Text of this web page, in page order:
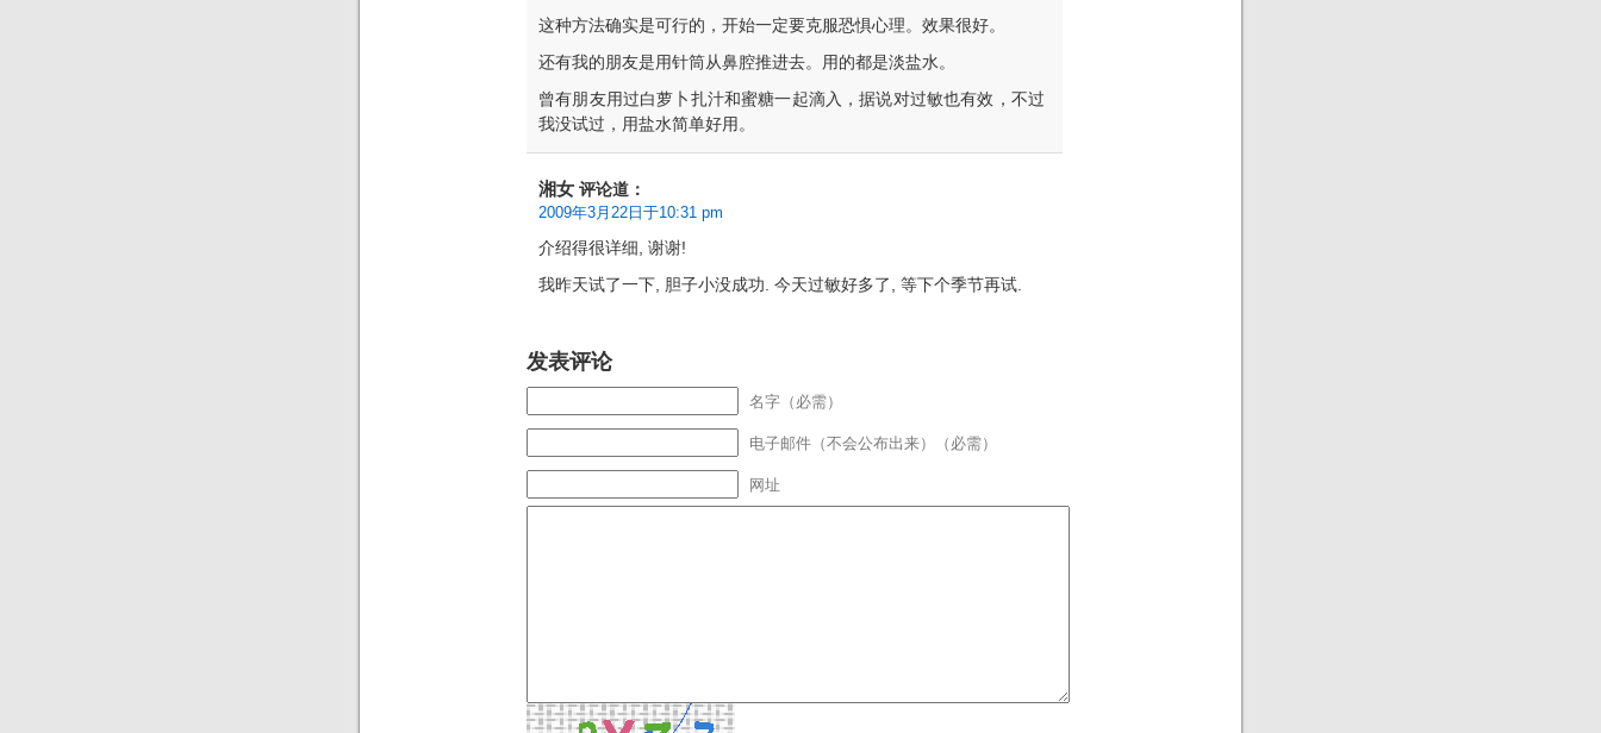
这种方法确实是可行的，开始一定要克服恐惧心理。效果很好。
还有我的朋友是用针筒从鼻腔推进去。用的都是淡盐水。
曾有朋友用过白萝卜扎汁和蜜糖一起滴入，据说对过敏也有效，不过
我没试过，用盐水简单好用。
湘女 评论道：
2009年3月22日于10:31 pm
介绍得很详细, 谢谢!
我昨天试了一下, 胆子小没成功. 今天过敏好多了, 等下个季节再试.
发表评论
名字（必需）
电子邮件（不会公布出来）（必需）
网址